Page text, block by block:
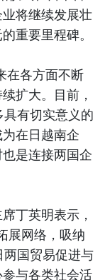
将继续发展壮
重要里程碑。
在各方面不断
扩大。目前，
有切实意义的
在日越南企
是连接两国企
丁英明表示，
展网络，吸纳
国贸易促进与
与各类社会活